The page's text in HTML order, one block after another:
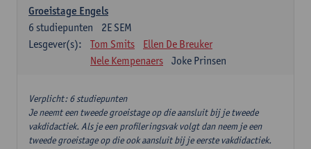
Groeistage Engels
2E SEM
6 studiepunten
Lesgever(s):
Tom Smits
Ellen De Breuker
Nele Kempenaers
Joke Prinsen
Verplicht: 6 studiepunten
Je neemt een tweede groeistage op die aansluit bij je tweede
vakdidactiek. Als je een profileringsvak volgt dan neem je een
tweede groeistage op die ook aansluit bij je eerste vakdidactiek.